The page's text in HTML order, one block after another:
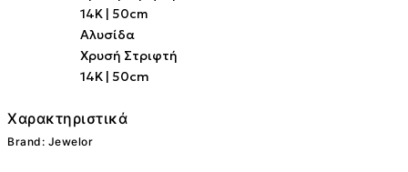
Αλυσίδα
Χρυσή Στριφτή
14K | 50cm
Χαρακτηριστικά
Brand: Jewelor